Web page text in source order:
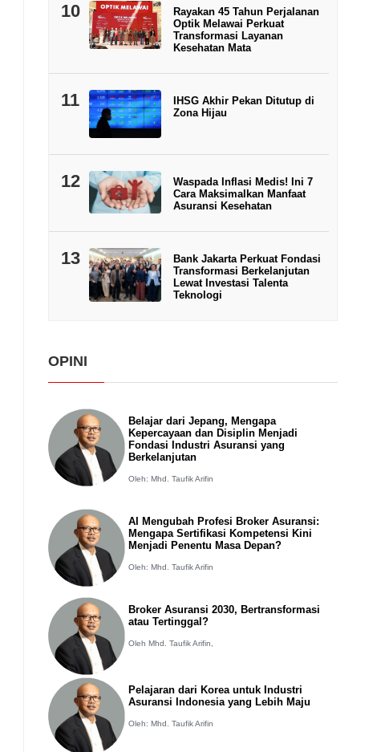
10
Rayakan 45 Tahun Perjalanan
Optik Melawai Perkuat
Transformasi Layanan
Kesehatan Mata
11
IHSG Akhir Pekan Ditutup di
Zona Hijau
12
Waspada Inflasi Medis! Ini 7
Cara Maksimalkan Manfaat
Asuransi Kesehatan
13
Bank Jakarta Perkuat Fondasi
Transformasi Berkelanjutan
Lewat Investasi Talenta
Teknologi
OPINI
Belajar dari Jepang, Mengapa
Kepercayaan dan Disiplin Menjadi
Fondasi Industri Asuransi yang
Berkelanjutan
Oleh: Mhd. Taufik Arifin
AI Mengubah Profesi Broker Asuransi:
Mengapa Sertifikasi Kompetensi Kini
Menjadi Penentu Masa Depan?
Oleh: Mhd. Taufik Arifin
Broker Asuransi 2030, Bertransformasi
atau Tertinggal?
Oleh Mhd. Taufik Arifin,
Pelajaran dari Korea untuk Industri
Asuransi Indonesia yang Lebih Maju
Oleh: Mhd. Taufik Arifin